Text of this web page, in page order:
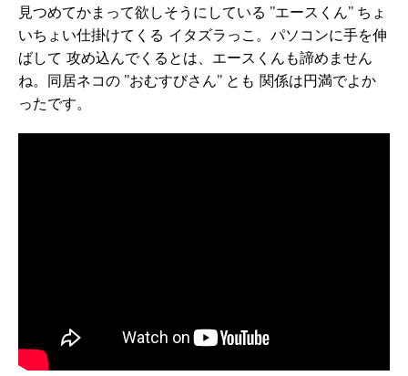
見つめてかまって欲しそうにしている ”エースくん” ちょ
いちょい仕掛けてくる イタズラっこ。パソコンに手を伸
ばして 攻め込んでくるとは、エースくんも諦めません
ね。同居ネコの ”おむすびさん” とも 関係は円満でよか
ったです。